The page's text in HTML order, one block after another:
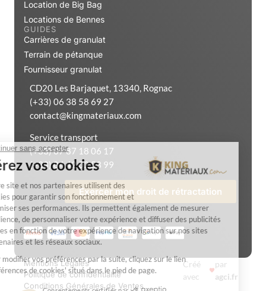
Location de Big Bag
Locations de Bennes
GUIDES
Carrières de granulat
Terrain de pétanque
Fournisseur granulat
CD20 Les Barjaquet, 13340, Rognac
(+33) 06 38 58 69 27
contact@kingmateriaux.com
Service transport
(+33) 07 87 18 06 17
(+33) 04 42 02 53 99
Exercer mon droit de rétractation
Mentions Légales
Politique de confidentialité
Conditions Générales de Ventes
Créé
avec
par
agci.fr